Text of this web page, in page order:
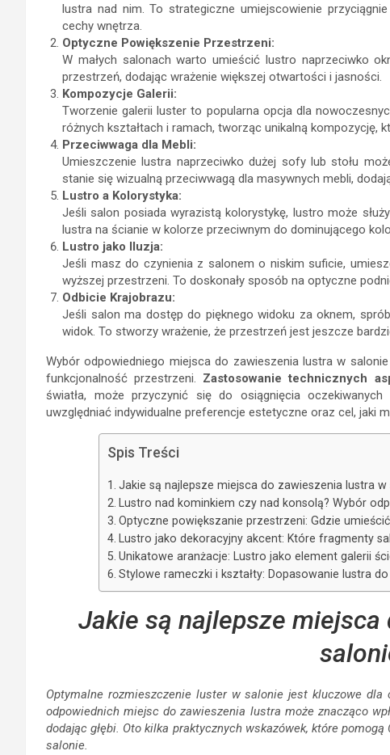
lustra nad nim. To strategiczne umiejscowienie
cechy wnętrza.
Optyczne Powiększenie Przestrzeni:
W małych salonach warto umieścić lustro naprzeciwko
przestrzeń, dodając wrażenie większej otwartości i jasności.
Kompozycje Galerii:
Tworzenie galerii luster to popularna opcja dla
różnych kształtach i ramach, tworząc unikalną kompozycję,
Przeciwwaga dla Mebli:
Umieszczenie lustra naprzeciwko dużej sofy lub stołu
stanie się wizualną przeciwwagą dla masywnych mebli,
Lustro a Kolorystyka:
Jeśli salon posiada wyrazistą kolorystykę, lustro może
lustra na ścianie w kolorze przeciwnym do dominującego
Lustro jako Iluzja:
Jeśli masz do czynienia z salonem o niskim suficie,
wyższej przestrzeni. To doskonały sposób na optyczne
Odbicie Krajobrazu:
Jeśli salon ma dostęp do pięknego widoku za oknem,
widok. To stworzy wrażenie, że przestrzeń jest jeszcze
Wybór odpowiedniego miejsca do zawieszenia lustra w
funkcjonalność przestrzeni. Zastosowanie technicznych
światła, może przyczynić się do osiągnięcia
uwzględniać indywidualne preferencje estetyczne oraz cel, jaki
Spis Treści
Jakie są najlepsze miejsca do zawieszenia lustra w
Lustro nad kominkiem czy nad konsolą? Wybór
Optyczne powiększanie przestrzeni: Gdzie
Lustro jako dekoracyjny akcent: Które fragmenty
Unikatowe aranżacje: Lustro jako element galerii
Stylowe rameczki i kształty: Dopasowanie lustra
Jakie są najlepsze
Optymalne rozmieszczenie luster w salonie jest kluczowe
odpowiednich miejsc do zawieszenia lustra może znacząco
dodając głębi. Oto kilka praktycznych wskazówek, które
salonie.